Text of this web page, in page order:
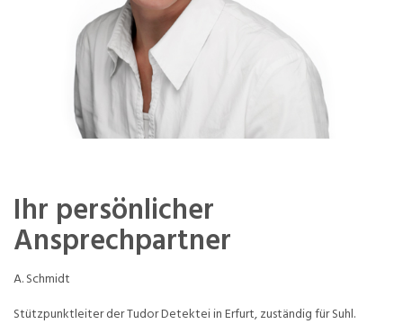
Ihr persönlicher
Ansprechpartner
A. Schmidt
Stützpunktleiter der Tudor Detektei in Erfurt, zuständig für Suhl.